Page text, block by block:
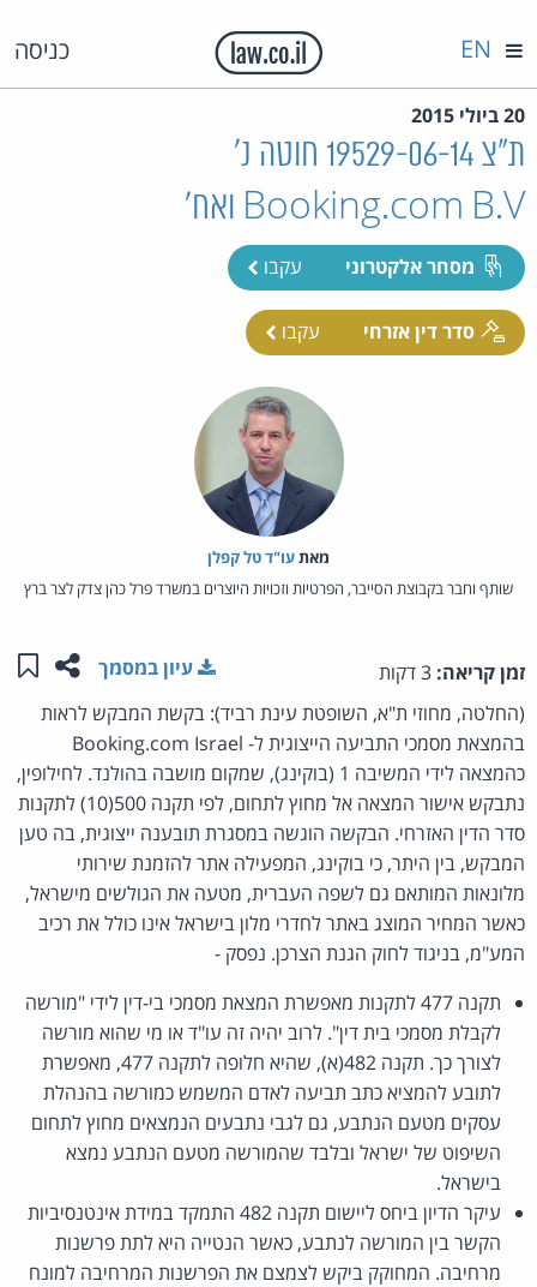
כניסה EN
20 ביולי 2015
ת"צ 19529-06-14 חוטה נ'
Booking.com B.V ואח'
מסחר אלקטרוני עקבו
סדר דין אזרחי עקבו
מאת‏עו"ד טל קפלן
שותף וחבר בקבוצת הסייבר, הפרטיות וזכויות היוצרים במשרד פרל כהן צדק לצר ברץ
זמן קריאה: שתפו
עיון במסמך
(החלטה, מחוזי ת"א, השופטת עינת רביד): בקשת המבקש לראות
בהמצאת מסמכי התביעה הייצוגית ל- Booking.com Israel
כהמצאה לידי המשיבה 1 (בוקינג), שמקום מושבה בהולנד. לחילופין,
נתבקש אישור המצאה אל מחוץ לתחום, לפי תקנה 500(10) לתקנות
סדר הדין האזרחי. הבקשה הוגשה במסגרת תובענה ייצוגית, בה טען
המבקש, בין היתר, כי בוקינג, המפעילה אתר להזמנת שירותי
מלונאות המותאם גם לשפה העברית, מטעה את הגולשים מישראל,
כאשר המחיר המוצג באתר לחדרי מלון בישראל אינו כולל את רכיב
המע"מ, בניגוד לחוק הגנת הצרכן. נפסק -
תקנה 477 לתקנות מאפשרת המצאת מסמכי בי-דין לידי "מורשה
לקבלת מסמכי בית דין". לרוב יהיה זה עו"ד או מי שהוא מורשה
לצורך כך. תקנה 482(א), שהיא חלופה לתקנה 477, מאפשרת
לתובע להמציא כתב תביעה לאדם המשמש כמורשה בהנהלת
עסקים מטעם הנתבע, גם לגבי נתבעים הנמצאים מחוץ לתחום
השיפוט של ישראל ובלבד שהמורשה מטעם הנתבע נמצא
בישראל.
עיקר הדיון ביחס ליישום תקנה 482 התמקד במידת אינטנסיביות
הקשר בין המורשה לנתבע, כאשר הנטייה היא לתת פרשנות
מרחיבה. המחוקק ביקש לצמצם את הפרשנות המרחיבה למונח